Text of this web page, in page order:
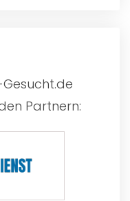
Partnern: